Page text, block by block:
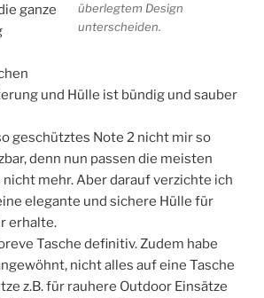
überlegtem Design
unterscheiden.
ganze
und Hülle ist bündig und sauber
geschütztes Note 2 nicht mir so
denn nun passen die meisten
mehr. Aber darauf verzichte ich
elegante und sichere Hülle für
erhalte.
Tasche definitiv. Zudem habe
nicht alles auf eine Tasche
z.B. für rauhere Outdoor Einsätze